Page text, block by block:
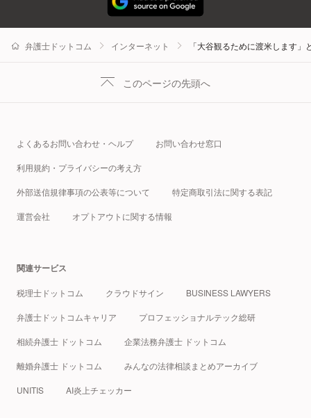
弁護士ドットコム インターネット 「大谷観るために渡米します
このページの先頭へ
よくあるお問い合わせ・ヘルプ お問い合わせ窓口
利用規約・プライバシーの考え方
外部送信規律事項の公表等について 特定商取引法に関する表記
運営会社 オプトアウトに関する情報
関連サービス
税理士ドットコム クラウドサイン BUSINESS LAWYERS
弁護士ドットコムキャリア プロフェッショナルテック総研
相続弁護士 ドットコム 企業法務弁護士 ドットコム
離婚弁護士 ドットコム みんなの法律相談まとめアーカイブ
UNITIS AI炎上チェッカー